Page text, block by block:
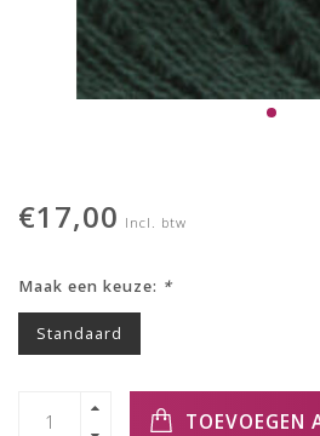
€17,00 Incl. btw
Maak een keuze: *
Standaard
TOEVOEGEN